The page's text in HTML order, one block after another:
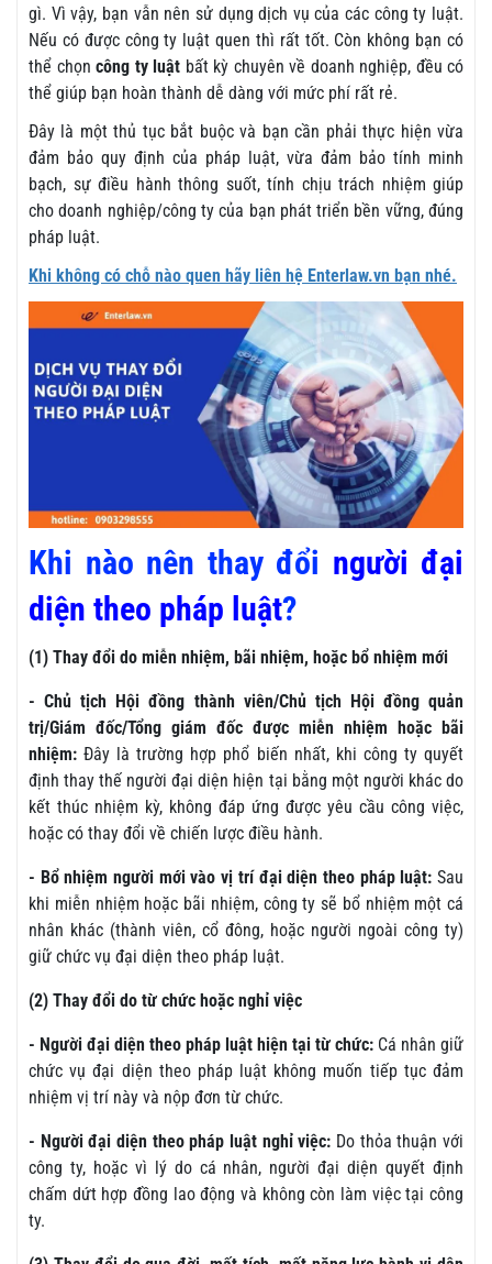
gì. Vì vậy, bạn vẫn nên sử dụng dịch vụ của các công ty luật.
Nếu có được công ty luật quen thì rất tốt. Còn không bạn có
thể chọn công ty luật bất kỳ chuyên về doanh nghiệp, đều có
thể giúp bạn hoàn thành dễ dàng với mức phí rất rẻ.
Đây là một thủ tục bắt buộc và bạn cần phải thực hiện vừa
đảm bảo quy định của pháp luật, vừa đảm bảo tính minh
bạch, sự điều hành thông suốt, tính chịu trách nhiệm giúp
cho doanh nghiệp/công ty của bạn phát triển bền vững, đúng
pháp luật.
Khi không có chỗ nào quen hãy liên hệ Enterlaw.vn bạn nhé.
Khi nào nên thay đổi người đại
diện theo pháp luật?
(1) Thay đổi do miễn nhiệm, bãi nhiệm, hoặc bổ nhiệm mới
- Chủ tịch Hội đồng thành viên/Chủ tịch Hội đồng quản
trị/Giám đốc/Tổng giám đốc được miễn nhiệm hoặc bãi
nhiệm: Đây là trường hợp phổ biến nhất, khi công ty quyết
định thay thế người đại diện hiện tại bằng một người khác do
kết thúc nhiệm kỳ, không đáp ứng được yêu cầu công việc,
hoặc có thay đổi về chiến lược điều hành.
- Bổ nhiệm người mới vào vị trí đại diện theo pháp luật: Sau
khi miễn nhiệm hoặc bãi nhiệm, công ty sẽ bổ nhiệm một cá
nhân khác (thành viên, cổ đông, hoặc người ngoài công ty)
giữ chức vụ đại diện theo pháp luật.
(2) Thay đổi do từ chức hoặc nghỉ việc
- Người đại diện theo pháp luật hiện tại từ chức: Cá nhân giữ
chức vụ đại diện theo pháp luật không muốn tiếp tục đảm
nhiệm vị trí này và nộp đơn từ chức.
- Người đại diện theo pháp luật nghỉ việc: Do thỏa thuận với
công ty, hoặc vì lý do cá nhân, người đại diện quyết định
chấm dứt hợp đồng lao động và không còn làm việc tại công
ty.